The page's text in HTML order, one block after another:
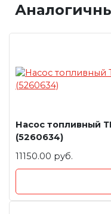
Насос топливный
(5260634)
11150.00 руб.